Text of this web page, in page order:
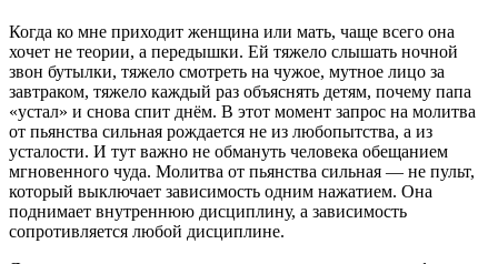
Когда ко мне приходит женщина или мать, чаще всего она
хочет не теории, а передышки. Ей тяжело слышать ночной
звон бутылки, тяжело смотреть на чужое, мутное лицо за
завтраком, тяжело каждый раз объяснять детям, почему папа
«устал» и снова спит днём. В этот момент запрос на молитва
от пьянства сильная рождается не из любопытства, а из
усталости. И тут важно не обмануть человека обещанием
мгновенного чуда. Молитва от пьянства сильная — не пульт,
который выключает зависимость одним нажатием. Она
поднимает внутреннюю дисциплину, а зависимость
сопротивляется любой дисциплине.